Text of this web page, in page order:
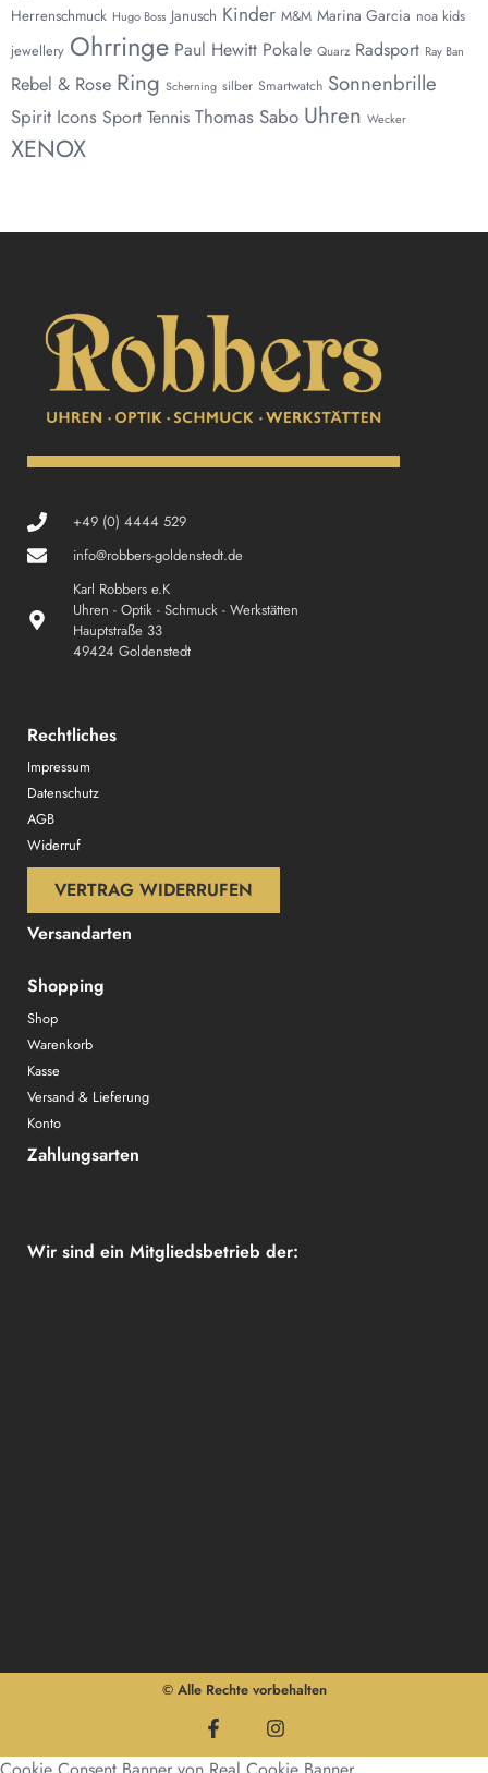
Herrenschmuck Hugo Boss Janusch Kinder M&M Marina Garcia noa kids
jewellery Ohrringe Paul Hewitt Pokale Quarz Radsport Ray Ban
Rebel & Rose Ring Scherning silber Smartwatch Sonnenbrille
Spirit Icons Sport Tennis Thomas Sabo Uhren Wecker
XENOX
+49 (0) 4444 529
info@robbers-goldenstedt.de
Karl Robbers e.K
Uhren - Optik - Schmuck - Werkstätten
Hauptstraße 33
49424 Goldenstedt
Rechtliches
Impressum
Datenschutz
AGB
Widerruf
VERTRAG WIDERRUFEN
Versandarten
Shopping
Shop
Warenkorb
Kasse
Versand & Lieferung
Konto
Zahlungsarten
Wir sind ein Mitgliedsbetrieb der:
© Alle Rechte vorbehalten